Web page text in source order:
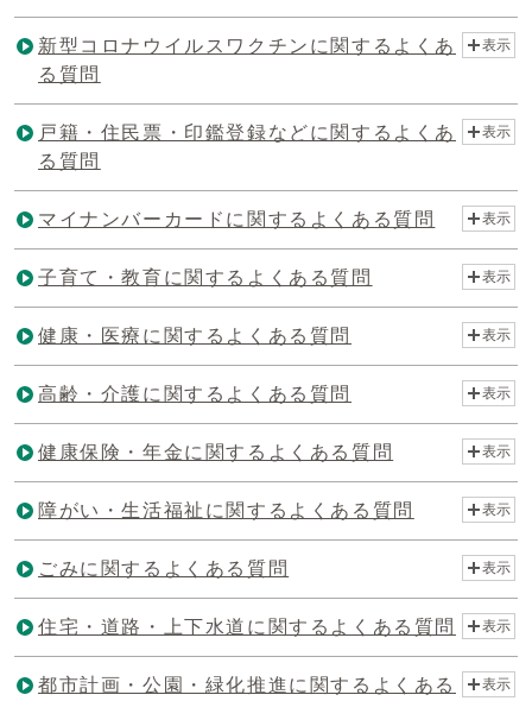
新型コロナウイルスワクチンに関するよくあ
る質問
表示
戸籍・住民票・印鑑登録などに関するよくあ
る質問
表示
マイナンバーカードに関するよくある質問 表示
子育て・教育に関するよくある質問 表示
健康・医療に関するよくある質問 表示
高齢・介護に関するよくある質問 表示
健康保険・年金に関するよくある質問 表示
障がい・生活福祉に関するよくある質問 表示
ごみに関するよくある質問 表示
住宅・道路・上下水道に関するよくある質問 表示
都市計画・公園・緑化推進に関するよくある
表示